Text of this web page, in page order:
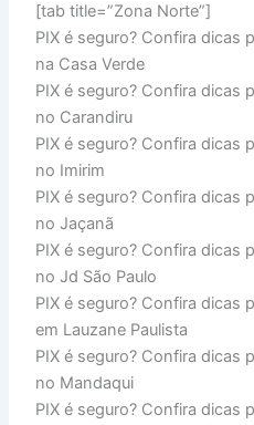
[tab title=”Zona Norte”]
PIX é seguro? Confira dicas
na Casa Verde
PIX é seguro? Confira dicas
no Carandiru
PIX é seguro? Confira dicas
no Imirim
PIX é seguro? Confira dicas
no Jaçanã
PIX é seguro? Confira dicas
no Jd São Paulo
PIX é seguro? Confira dicas
em Lauzane Paulista
PIX é seguro? Confira dicas
no Mandaqui
PIX é seguro? Confira dicas